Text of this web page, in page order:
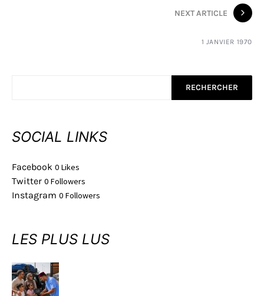
NEXT ARTICLE
1 JANVIER 1970
RECHERCHER
SOCIAL LINKS
Facebook 0 Likes
Twitter 0 Followers
Instagram 0 Followers
LES PLUS LUS